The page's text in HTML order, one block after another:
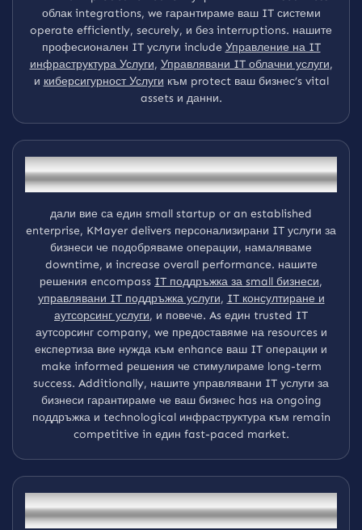
облак integrations, we гарантираме ваш IT системи
operate efficiently, securely, и без interruptions. нашите
професионален IT услуги include Управление на IT
инфраструктура Услуги, Управлявани IT облачни услуги,
и киберсигурност Услуги към protect ваш бизнес’s vital
assets и данни.
Comprehensive IT Услуги за бизнес
Success
дали вие са един small startup or an established
enterprise, KMayer delivers персонализирани IT услуги за
бизнеси че подобряваме операции, намаляваме
downtime, и increase overall performance. нашите
решения encompass IT поддръжка за small бизнеси,
управлявани IT поддръжка услуги, IT консултиране и
аутсорсинг услуги, и повече. As един trusted IT
аутсорсинг company, we предоставяме на resources и
експертиза вие нужда към enhance ваш IT операции и
make informed решения че стимулираме long-term
success. Additionally, нашите управлявани IT услуги за
бизнеси гарантираме че ваш бизнес has на ongoing
поддръжка и technological инфраструктура към remain
competitive in един fast-paced market.
Trusted IT Consultancy Услуги за Вашият
бизнес